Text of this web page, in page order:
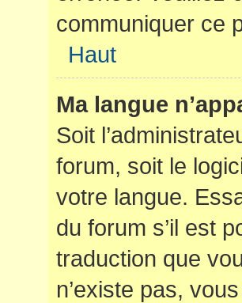
communiquer ce
Haut
Ma langue
Soit
forum, soit le
votre langue.
du forum s’il est
traduction que
n’existe pas,